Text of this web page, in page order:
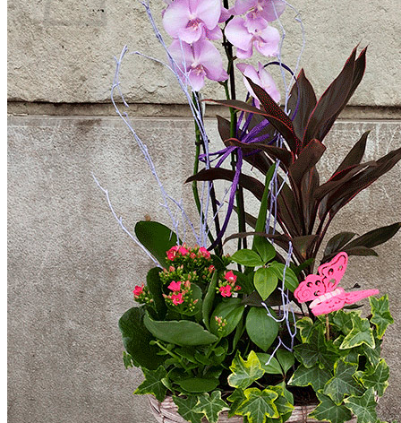
No hay productos en el carrito.
Volver a la tienda